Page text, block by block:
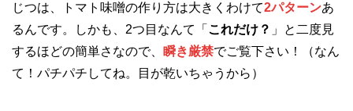
じつは、トマト味噌の作り方は大きくわけて2パターンあ
るんです。しかも、2つ目なんて「 これだけ？ 」と二度見
するほどの簡単さなので、 瞬き厳禁でご覧下さい！（なん
て！パチパチしてね。目が乾いちゃうから）